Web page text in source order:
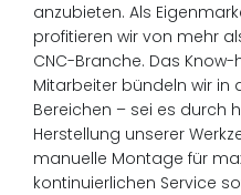
anzubieten. Als
profitieren wir von mehr
CNC-Branche. Das
Mitarbeiter bündeln wir in
Bereichen – sei es durch
Herstellung unserer
manuelle Montage für
kontinuierlichen Service